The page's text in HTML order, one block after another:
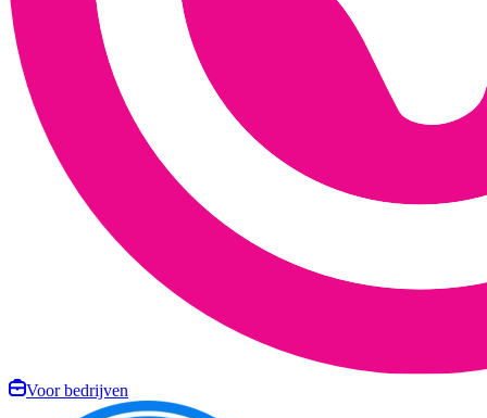
Voor bedrijven